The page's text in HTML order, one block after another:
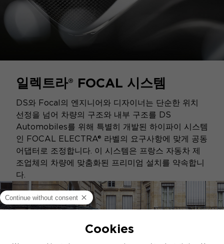
일렉트라® FOCAL 시스템
DS와 Focal의 엔지니어와 디자이너는 단순한 위치
선정을 넘어 차량의 구조와 내부 구조를 DS
Automobiles를 위해 특별히 개발된 하이파이 시스템
인 FOCAL ELECTRA® 라벨의 요구사항에 맞게 공동
어댑터로 조정합니다. 이 시스템은 프랑스 자동차 제
조업체의 차량에 맞춤화된 프리미엄 설치를 약속합니
다.